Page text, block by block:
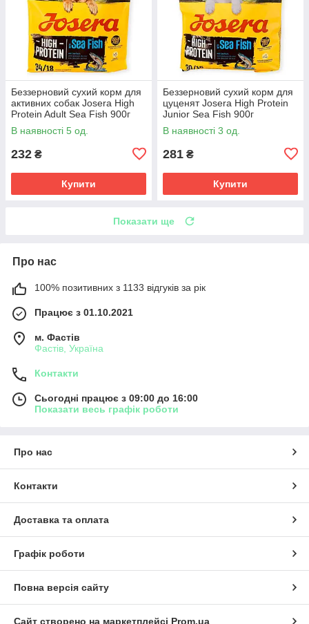
Беззерновий сухий корм для
активних собак Josera High
Protein Adult Sea Fish 900г
раціон з морською рибою,
лососем, мідіями
В наявності 5 од.
232 ₴
Купити
Беззерновий сухий корм для
цуценят Josera High Protein
Junior Sea Fish 900г
високоенергетичний раціон з
морською рибою, лососем
В наявності 3 од.
281 ₴
Купити
Показати ще
Про нас
100% позитивних з 1133 відгуків за рік
Працює з 01.10.2021
м. Фастів
Фастів, Україна
Контакти
Сьогодні працює з 09:00 до 16:00
Показати весь графік роботи
Про нас
Контакти
Доставка та оплата
Графік роботи
Повна версія сайту
Сайт створено на маркетплейсі Prom.ua